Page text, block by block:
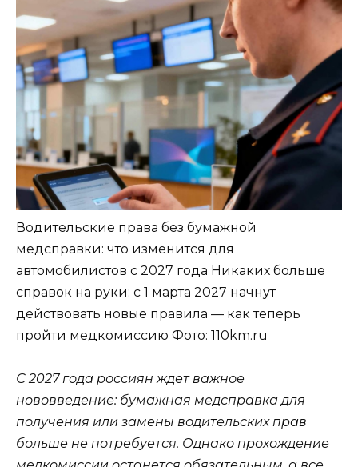
Водительские права без бумажной
медсправки: что изменится для
автомобилистов с 2027 года Никаких больше
справок на руки: с 1 марта 2027 начнут
действовать новые правила — как теперь
пройти медкомиссию Фото: 110km.ru
С 2027 года россиян ждет важное
нововведение: бумажная медсправка для
получения или замены водительских прав
больше не потребуется. Однако прохождение